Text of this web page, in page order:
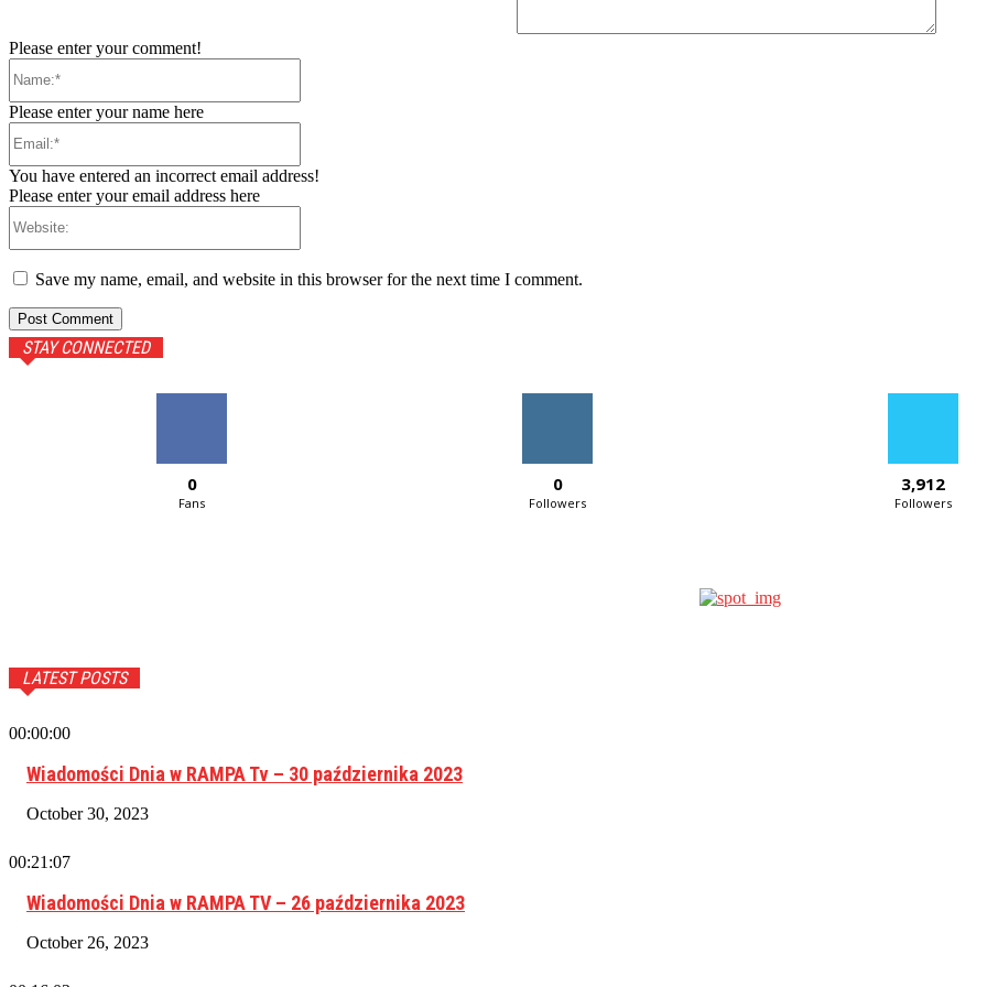
Please enter your comment!
Please enter your name here
You have entered an incorrect email address!
Please enter your email address here
Save my name, email, and website in this browser for the next time I comment.
STAY CONNECTED
0
Fans
0
Followers
3,912
Followers
LATEST POSTS
00:00:00
Wiadomości Dnia w RAMPA Tv – 30 października 2023
October 30, 2023
00:21:07
Wiadomości Dnia w RAMPA TV – 26 października 2023
October 26, 2023